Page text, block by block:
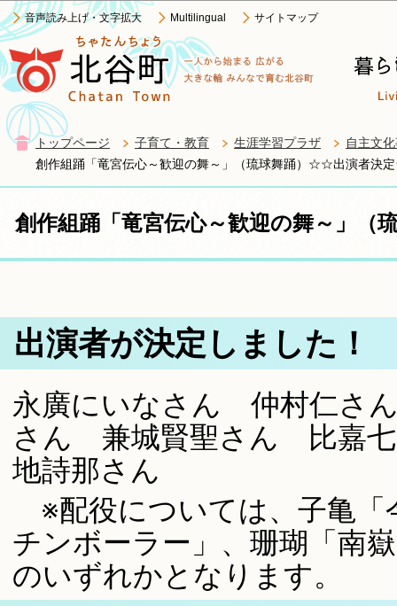
音声読み上げ・文字拡大 Multilingual サイトマップ
トップページ 子育て・教育 生涯学習プラザ
自主文
創作組踊「竜宮伝心～歓迎の舞～」（琉球舞踊）☆☆出演者決
創作組踊「竜宮伝心～歓迎の舞～」
出演者が決定しました！
永廣にいなさん 仲村仁さ
さん 兼城賢聖さん 比嘉
地詩那さん
※配役については、子亀「
チンボーラー」、珊瑚「南
のいずれかとなります。